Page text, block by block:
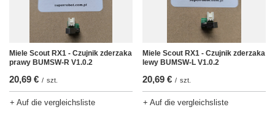
Miele Scout RX1 - Czujnik zderzaka
prawy BUMSW-R V1.0.2
20,69 € / szt.
+ Auf die vergleichsliste
Miele Scout RX1 - Czujnik zderzaka
lewy BUMSW-L V1.0.2
20,69 € / szt.
+ Auf die vergleichsliste